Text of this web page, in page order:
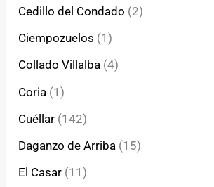
Cedillo del Condado (2)
Ciempozuelos (1)
Collado Villalba (4)
Coria (1)
Cuéllar (142)
Daganzo de Arriba (15)
El Casar (11)